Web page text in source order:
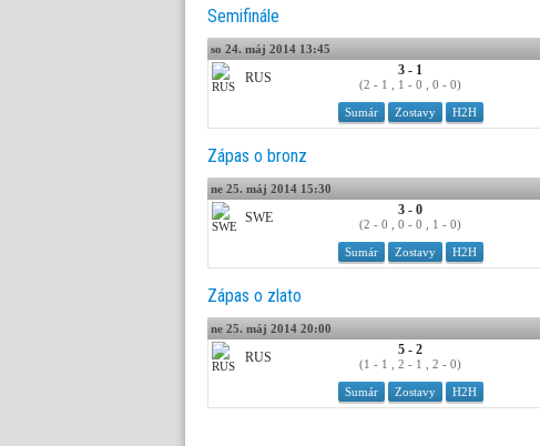
Semifinále
so 24. máj 2014 13:45
Sumár Zostavy H2H
RUS 3 - 1
(2 - 1 , 1 - 0 , 0 - 0)
Zápas o bronz
ne 25. máj 2014 15:30
Sumár Zostavy H2H
SWE 3 - 0
(2 - 0 , 0 - 0 , 1 - 0)
Zápas o zlato
ne 25. máj 2014 20:00
Sumár Zostavy H2H
RUS 5 - 2
(1 - 1 , 2 - 1 , 2 - 0)